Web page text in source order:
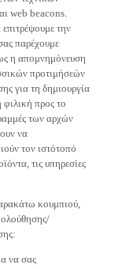
web beacons.
την
παρέχουμε
η απομνημόνευση
προτιμήσεών
για τη δημιουργία
προς το
των αρχών
να
τον ιστότοπό
τις υπηρεσίες
κουμπιού,
να σας